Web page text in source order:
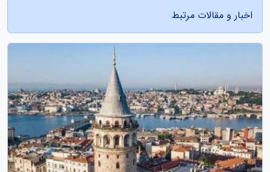
اخبار و مقالات مرتبط